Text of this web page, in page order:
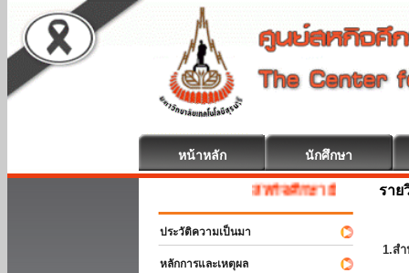
หน้าหลัก นักศึกษา
สหกิจศึกษา ยินดีต้อนรับ
ประวัติความเป็นมา
หลักการและเหตุผล
ราย
1.ส